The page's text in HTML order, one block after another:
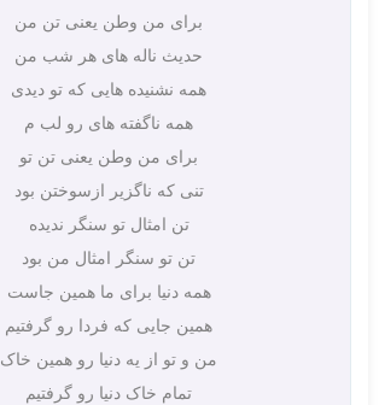
برای من وطن یعنی تن من
حدیث ناله های هر شب من
همه نشنیده هایی که تو دیدی
همه ناگفته های رو لب م
برای من وطن یعنی تن تو
تنی که ناگزیر ازسوختن بود
تن امثال تو سنگر ندیده
تن تو سنگر امثال من بود
همه دنیا برای ما همین جاست
همین جایی که فردا رو گرفتیم
من و تو از یه دنیا رو همین خاک
تمام خاک دنیا رو گرفتیم